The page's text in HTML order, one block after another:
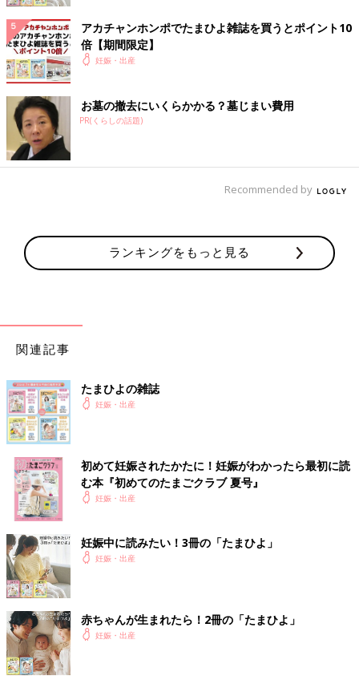
アカチャンホンポでたまひよ雑誌を買うとポイント10
倍【期間限定】
妊娠・出産
お墓の撤去にいくらかかる？墓じまい費用
PR(くらしの話題)
Recommended by
ランキングをもっと見る
関連記事
たまひよの雑誌
妊娠・出産
初めて妊娠されたかたに！妊娠がわかったら最初に読
む本『初めてのたまごクラブ 夏号』
妊娠・出産
妊娠中に読みたい！3冊の「たまひよ」
妊娠・出産
赤ちゃんが生まれたら！2冊の「たまひよ」
妊娠・出産